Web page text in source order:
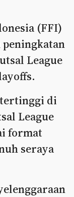
(FFI)
peningkatan
League
di
League
format
seraya